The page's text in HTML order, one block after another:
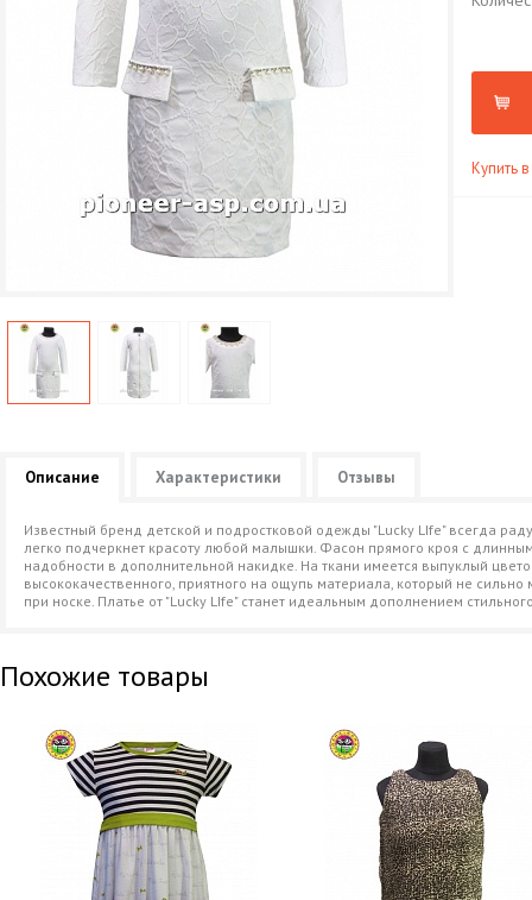
Купить
Описание Характеристики Отзывы
Известный бренд детской и подростковой одежды "Lucky LIfe" всегда
легко подчеркнет красоту любой малышки. Фасон прямого кроя с
надобности в дополнительной накидке. На ткани имеется выпуклый
высококачественного, приятного на ощупь материала, который не
при носке. Платье от "Lucky LIfe" станет идеальным дополнением
Похожие товары